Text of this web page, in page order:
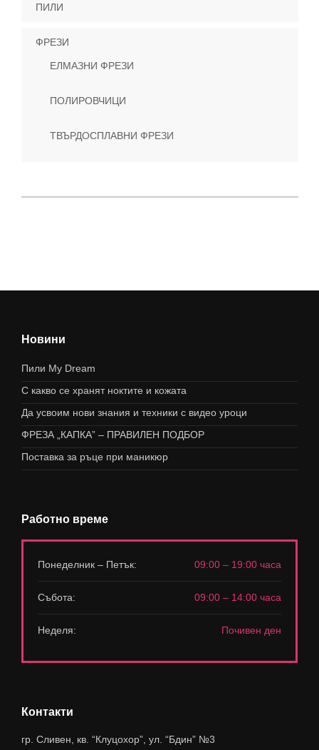
ПИЛИ
ФРЕЗИ
ЕЛМАЗНИ ФРЕЗИ
ПОЛИРОВЧИЦИ
ТВЪРДОСПЛАВНИ ФРЕЗИ
Новини
Пили My Dream
С какво се хранят ноктите и кожата
Да усвоим нови знания и техники с видео уроци
ФРЕЗА „КАПКА” – ПРАВИЛЕН ПОДБОР
Поставка за ръце при маникюр
Работно време
Понеделник – Петък: 09:00 – 19:00 часа
Събота: 09:00 – 14:00 часа
Неделя: Почивен ден
Контакти
гр. Сливен, кв. “Клуцохор”, ул. “Бдин” №3